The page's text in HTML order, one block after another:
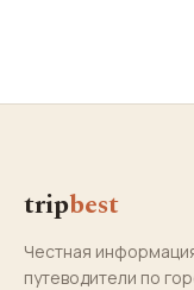
tripbest
Честная
путеводители по